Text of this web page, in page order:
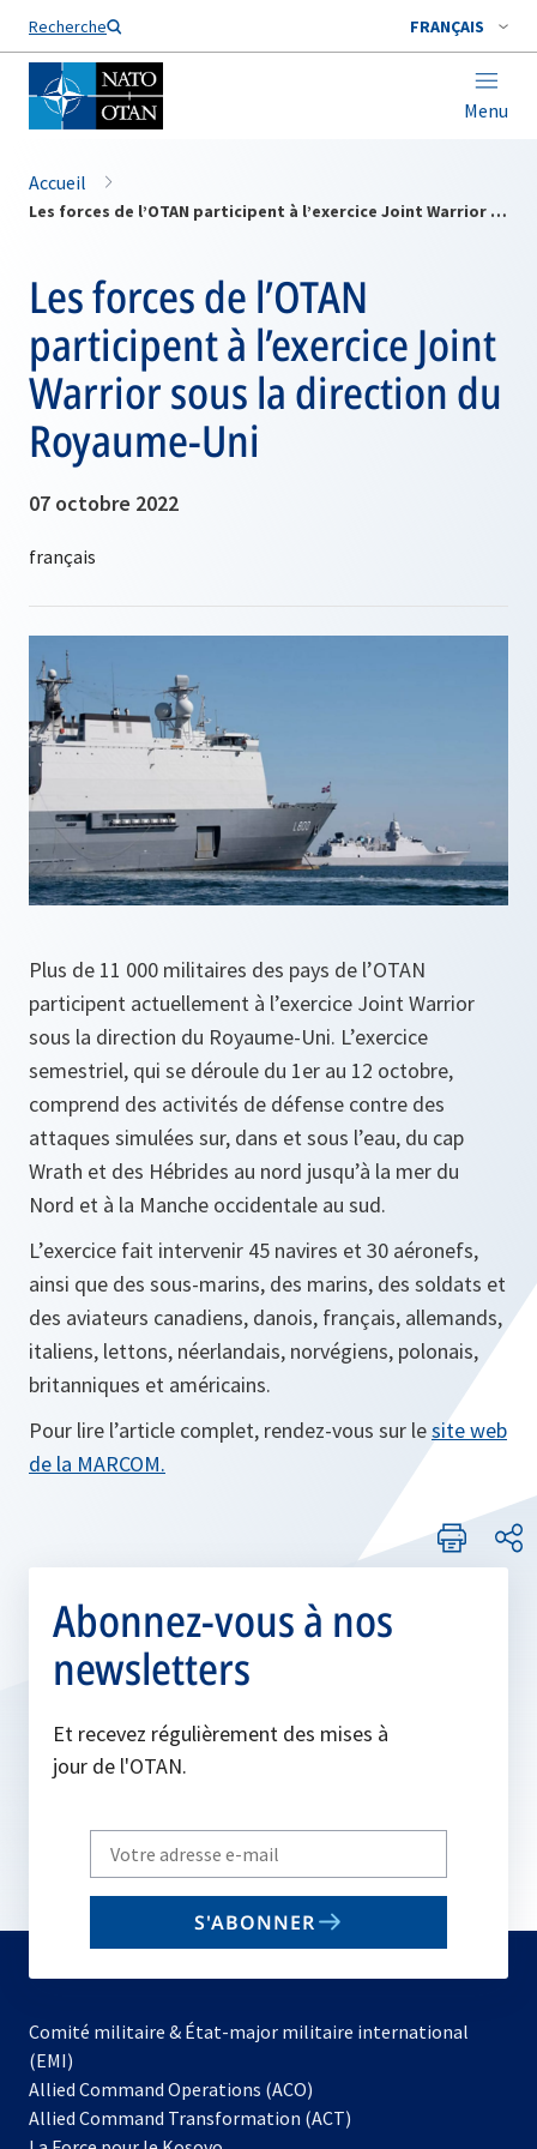
Recherche FRANÇAIS
Menu
Nom de famille*
Accueil
Les forces de l’OTAN participent à l’exercice Joint Warrior sous la direction du Royaume-Uni
Les forces de l’OTAN
participent à l’exercice Joint
Warrior sous la direction du
Royaume-Uni
07 octobre 2022
Plus de 11 000 militaires des pays de l’OTAN
participent actuellement à l’exercice Joint Warrior
sous la direction du Royaume-Uni. L’exercice
semestriel, qui se déroule du 1er au 12 octobre,
comprend des activités de défense contre des
attaques simulées sur, dans et sous l’eau, du cap
Wrath et des Hébrides au nord jusqu’à la mer du
Nord et à la Manche occidentale au sud.
L’exercice fait intervenir 45 navires et 30 aéronefs,
ainsi que des sous-marins, des marins, des soldats et
des aviateurs canadiens, danois, français, allemands,
italiens, lettons, néerlandais, norvégiens, polonais,
britanniques et américains.
Pour lire l’article complet, rendez-vous sur lesite web
de la MARCOM.
Abonnez-vous à nos
newsletters
Et recevez régulièrement des mises à
jour de l'OTAN.
Write
your
email
S'ABONNER
Comité militaire & État-major militaire international
(EMI)
Allied Command Operations (ACO)
dans
Allied Command Transformation (ACT)